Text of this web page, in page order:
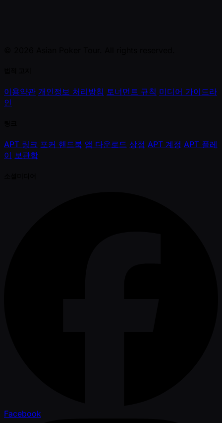
이용약관 개인정보 처리방침 토너먼트 규칙 미디어 가이드라
인
APT 링크 포커 핸드북 앱 다운로드 상점 APT 계정 APT 플레
이 보관함
Facebook